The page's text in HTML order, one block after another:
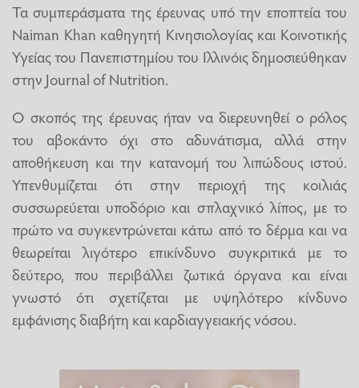
Τα συμπεράσματα της έρευνας υπό την εποπτεία του
Naiman Khan καθηγητή Κινησιολογίας και Κοινοτικής
Υγείας του Πανεπιστημίου του Ιλλινόις δημοσιεύθηκαν
στην Journal of Nutrition.
Ο σκοπός της έρευνας ήταν να διερευνηθεί ο ρόλος
του αβοκάντο όχι στο αδυνάτισμα, αλλά στην
αποθήκευση και την κατανομή του λιπώδους ιστού.
Υπενθυμίζεται ότι στην περιοχή της κοιλιάς
συσσωρεύεται υποδόριο και σπλαχνικό λίπος, με το
πρώτο να συγκεντρώνεται κάτω από το δέρμα και να
θεωρείται λιγότερο επικίνδυνο συγκριτικά με το
δεύτερο, που περιβάλλει ζωτικά όργανα και είναι
γνωστό ότι σχετίζεται με υψηλότερο κίνδυνο
εμφάνισης διαβήτη και καρδιαγγειακής νόσου.